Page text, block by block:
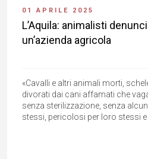
01 APRILE 2025
L’Aquila: animalisti
un’azienda agricola
«Cavalli e altri animali morti,
divorati dai cani affamati che
senza sterilizzazione, senza
stessi, pericolosi per loro stessi e